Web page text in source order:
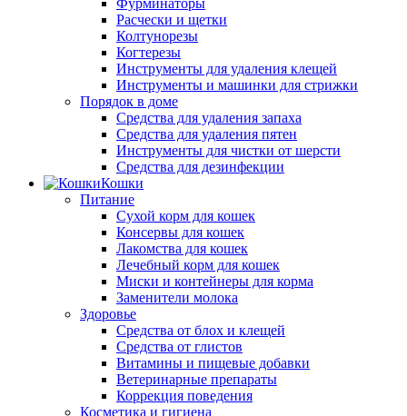
Фурминаторы
Расчески и щетки
Колтунорезы
Когтерезы
Инструменты для удаления клещей
Инструменты и машинки для стрижки
Порядок в доме
Средства для удаления запаха
Средства для удаления пятен
Инструменты для чистки от шерсти
Средства для дезинфекции
Кошки
Питание
Сухой корм для кошек
Консервы для кошек
Лакомства для кошек
Лечебный корм для кошек
Миски и контейнеры для корма
Заменители молока
Здоровье
Средства от блох и клещей
Средства от глистов
Витамины и пищевые добавки
Ветеринарные препараты
Коррекция поведения
Косметика и гигиена